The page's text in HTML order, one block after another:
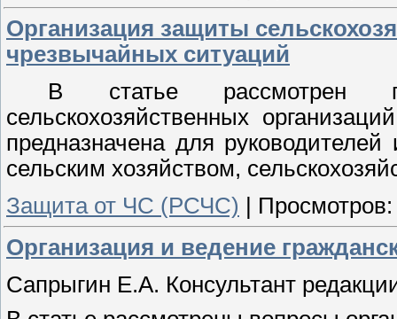
Организация защиты
чрезвычайных ситуаций
В статье рассмотрен
сельскохозяйственных
предназначена для
сельским хозяйством,
Защита от ЧС (РСЧС) | Просмотров:
Организация и ведение
Сапрыгин Е.А. Консультант